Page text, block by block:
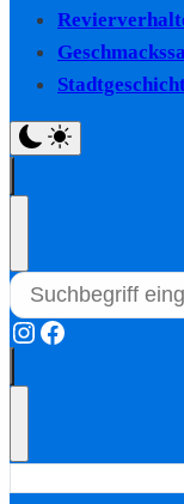
Instagram
Facebook